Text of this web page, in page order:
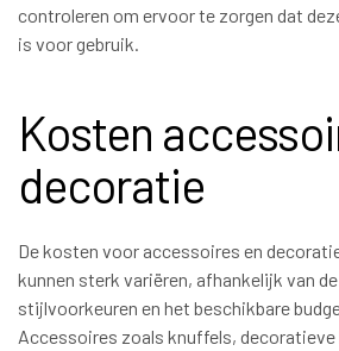
controleren om ervoor te zorgen dat
is voor gebruik.
Kosten
decoratie
De kosten voor accessoires en
kunnen sterk variëren, afhankelijk van
stijlvoorkeuren en het beschikbare
Accessoires zoals knuffels, decoratieve